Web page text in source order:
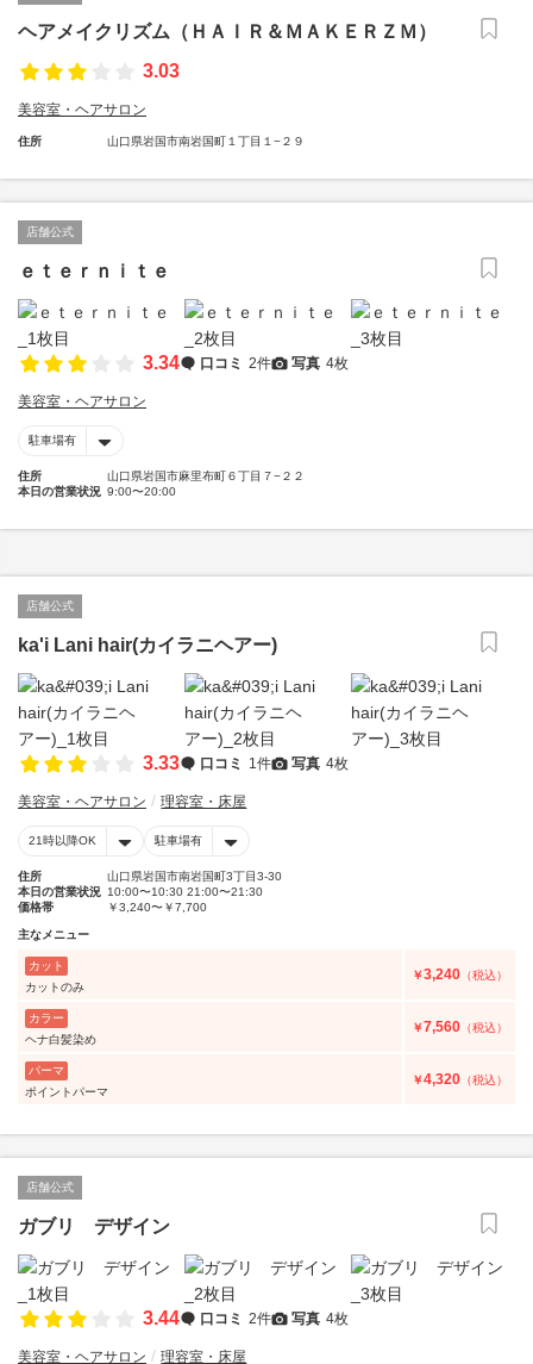
ヘアメイクリズム（ＨＡＩＲ＆ＭＡＫＥＲＺＭ）
3.03
美容室・ヘアサロン
住所 山口県岩国市南岩国町１丁目１−２９
店舗公式
ｅｔｅｒｎｉｔｅ
3.34 口コミ 2件 写真 4枚
美容室・ヘアサロン
駐車場有
住所
山口県岩国市麻里布町６丁目７−２２
本日の営業状況 9:00〜20:00
店舗公式
ka'i Lani hair(カイラニヘアー)
3.33 口コミ 1件 写真 4枚
美容室・ヘアサロン 理容室・床屋
21時以降OK 駐車場有
住所
山口県岩国市南岩国町3丁目3-30
本日の営業状況 10:00〜10:30 21:00〜21:30
価格帯
￥3,240〜￥7,700
主なメニュー
カット
カットのみ
￥3,240 （税込）
カラー
ヘナ白髪染め
￥7,560 （税込）
パーマ
ポイントパーマ
￥4,320 （税込）
店舗公式
ガブリ デザイン
3.44 口コミ 2件 写真 4枚
美容室・ヘアサロン 理容室・床屋